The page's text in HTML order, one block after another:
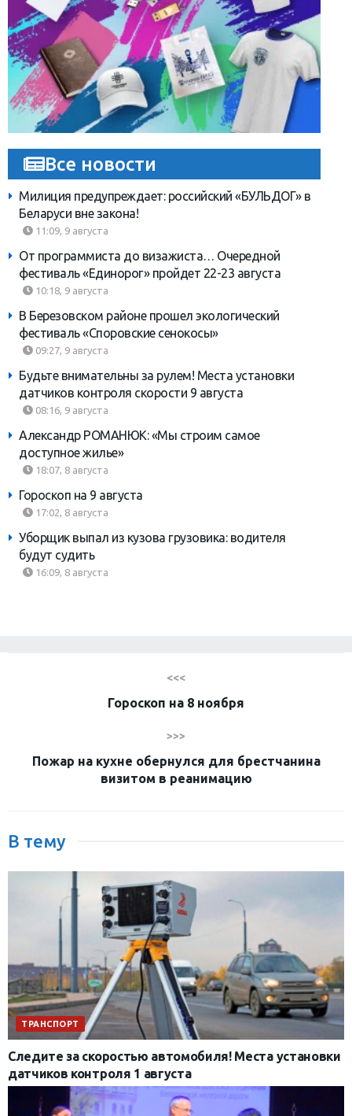
Все новости
Милиция предупреждает: российский «БУЛЬДОГ» в
Беларуси вне закона!
11:09, 9 августа
От программиста до визажиста… Очередной
фестиваль «Единорог» пройдет 22-23 августа
10:18, 9 августа
В Березовском районе прошел экологический
фестиваль «Споровские сенокосы»
09:27, 9 августа
Будьте внимательны за рулем! Места установки
датчиков контроля скорости 9 августа
08:16, 9 августа
Александр РОМАНЮК: «Мы строим самое
доступное жилье»
18:07, 8 августа
Гороскоп на 9 августа
17:02, 8 августа
Уборщик выпал из кузова грузовика: водителя
будут судить
16:09, 8 августа
<<<
Гороскоп на 8 ноября
>>>
Пожар на кухне обернулся для брестчанина
визитом в реанимацию
В тему
ТРАНСПОРТ
Следите за скоростью автомобиля! Места установки
датчиков контроля 1 августа